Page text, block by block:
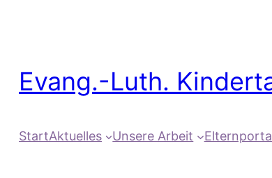
Evang.-Luth.
StartAktuelles Unsere Arbeit